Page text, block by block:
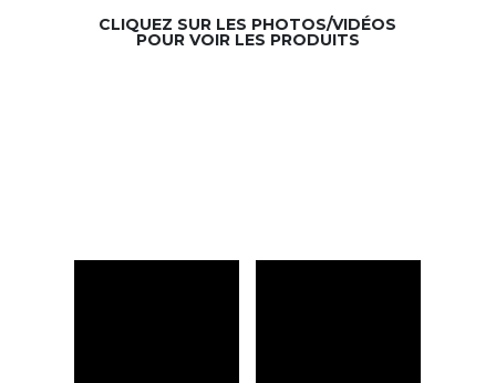
CLIQUEZ SUR LES PHOTOS/VIDÉOS
POUR VOIR LES PRODUITS